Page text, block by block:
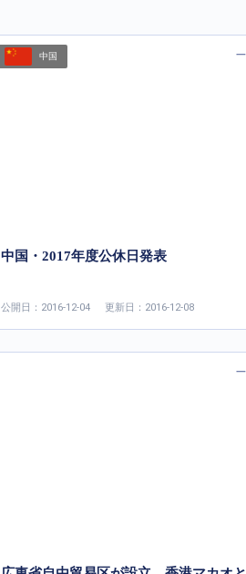
中国
中国・2017年度公休日発表
公開日：2016-12-04 更新日：2016-12-08